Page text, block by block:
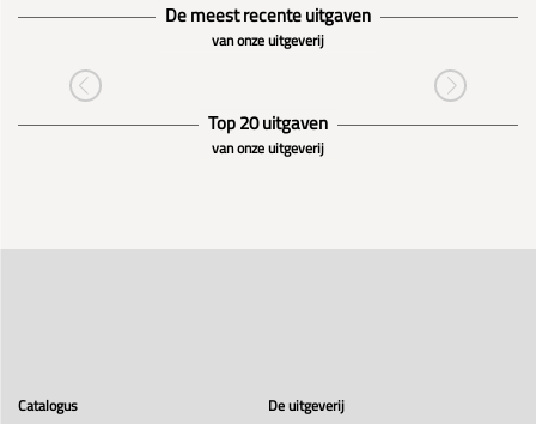
De meest recente uitgaven
van onze uitgeverij
Top 20 uitgaven
van onze uitgeverij
Catalogus
De uitgeverij